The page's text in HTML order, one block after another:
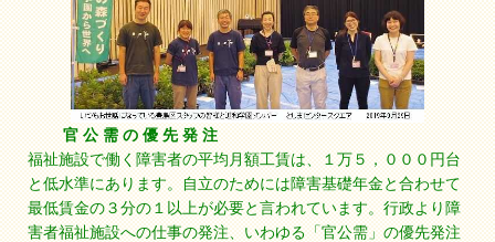
官 公 需 の 優 先 発 注
福祉施設で働く障害者の平均月額工賃は、１万５，０００円台
と低水準にあります。自立のためには障害基礎年金と合わせて
最低賃金の３分の１以上が必要と言われています。行政より障
害者福祉施設への仕事の発注、いわゆる「官公需」の優先発注